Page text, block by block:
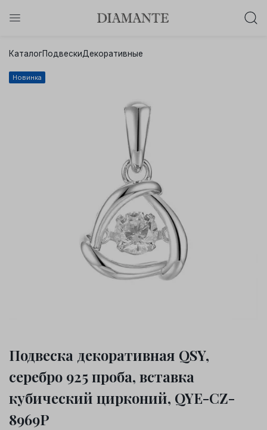
Осталось:
Хочу!
КаталогПодвескиДекоративные
Новинка
Подвеска декоративная QSY,
серебро 925 проба, вставка
кубический цирконий, QYE-CZ-
8969P